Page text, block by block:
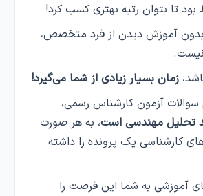
تا بتوان رتبه‌ بهتری کسب کرد!
آموزش دیدن از فرد متخصص،
نیست.
زمان بسیار زیادی از شما می‌گیرد!
آزمون کارشناس رسمی،
تحلیل مهندسی است، به هر صورت
کارشناسی یک پرونده را داشته
آموزشی به شما این فرصت را